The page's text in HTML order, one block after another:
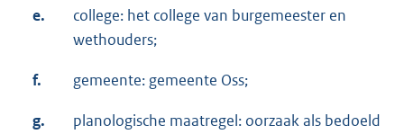
e.
college: het college van burgemeester en
wethouders;
f. gemeente: gemeente Oss;
g.
planologische maatregel: oorzaak als bedoeld